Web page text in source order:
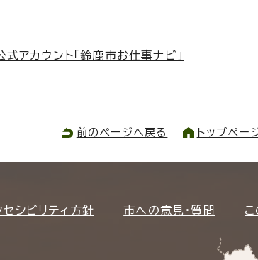
アカウント「鈴鹿市お仕事ナビ」
前のページへ戻る トップペー
セシビリティ方針 市への意見・質問